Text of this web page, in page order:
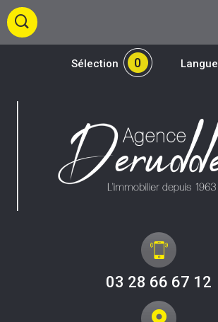
Sélection 0 Langue
03 28 66 67 12